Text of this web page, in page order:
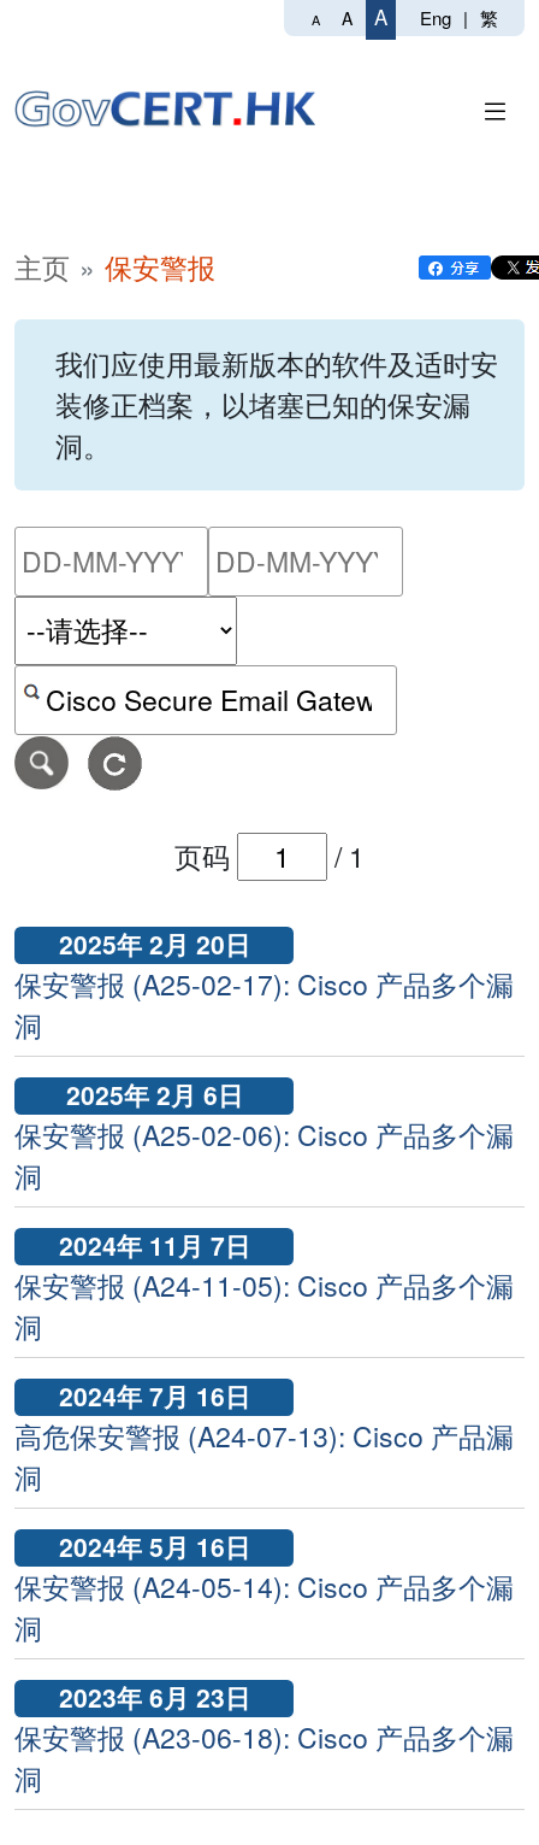
A A A Eng | 繁
主页 保安警报
我们应使用最新版本的软件及适时安
装修正档案，以堵塞已知的保安漏
洞。
请输入搜索日期范围的开
按关键字或 CVE ID 搜寻保安警报
页码 / 1
2025年 2月 20日
保安警报 (A25-02-17): Cisco 产品多个漏
洞
2025年 2月 6日
保安警报 (A25-02-06): Cisco 产品多个漏
洞
2024年 11月 7日
保安警报 (A24-11-05): Cisco 产品多个漏
洞
2024年 7月 16日
高危保安警报 (A24-07-13): Cisco 产品漏
洞
2024年 5月 16日
保安警报 (A24-05-14): Cisco 产品多个漏
洞
2023年 6月 23日
保安警报 (A23-06-18): Cisco 产品多个漏
洞